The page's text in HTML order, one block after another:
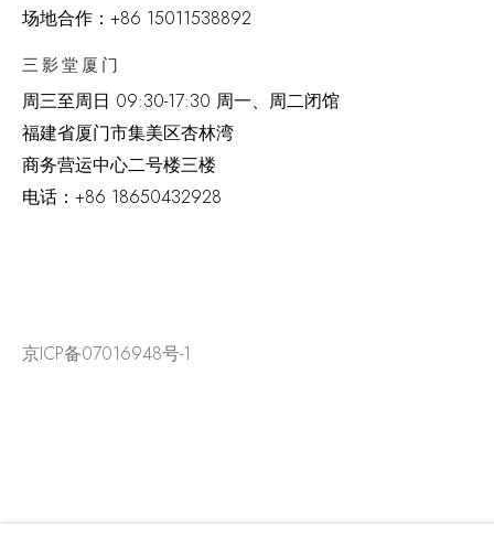
场地合作：+86 15011538892
三影堂厦门
周三至周日 09:30-17:30 周一、周二闭馆
福建省厦门市集美区杏林湾
商务营运中心二号楼三楼
电话： +86 18650432928
京ICP备07016948号-1